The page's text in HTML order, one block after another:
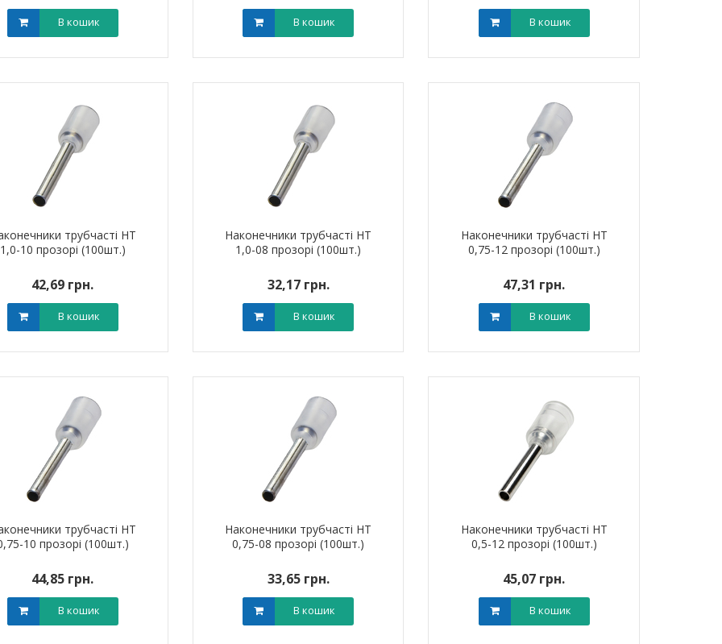
В кошик В кошик В кошик
трубчасті НТ
1,0-10 прозорі (100шт.)
42,69 грн.
В кошик
Наконечники трубчасті НТ
1,0-08 прозорі (100шт.)
32,17 грн.
В кошик
Наконечники трубчасті НТ
0,75-12 прозорі (100шт.)
47,31 грн.
В кошик
трубчасті НТ
10 прозорі (100шт.)
44,85 грн.
В кошик
Наконечники трубчасті НТ
0,75-08 прозорі (100шт.)
33,65 грн.
В кошик
Наконечники трубчасті НТ
0,5-12 прозорі (100шт.)
45,07 грн.
В кошик